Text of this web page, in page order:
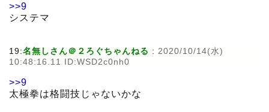
>>9
システマ
19:名無しさん＠２ろぐちゃんねる : 2020/10/14(水)
10:48:16.11 ID:WSD2c0nh0
>>9
太極拳は格闘技じゃないかな